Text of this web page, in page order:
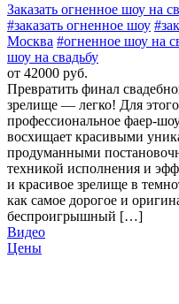
Заказать огненное шоу на
#заказать огненное шоу
Москва #огненное шоу на
шоу на свадьбу
от 42000 руб.
Превратить финал
зрелище — легко! Для этого
профессиональное фаер-
восхищает красивыми
продуманными
техникой исполнения и
и красивое зрелище в
как самое дорогое и
беспроигрышный […]
Видео
Цены